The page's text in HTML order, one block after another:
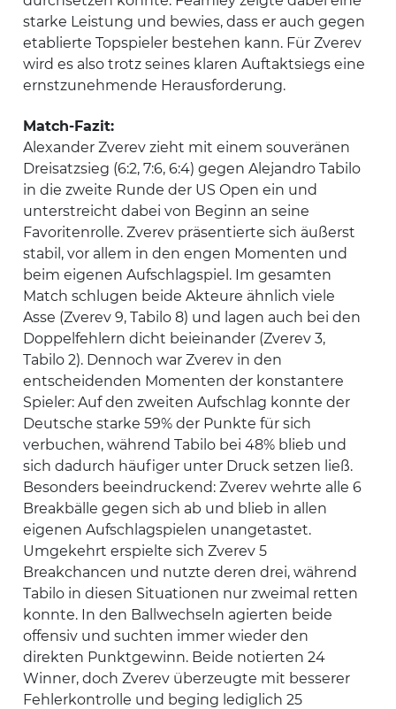
starke Leistung und bewies, dass er auch gegen
etablierte Topspieler bestehen kann. Für Zverev
wird es also trotz seines klaren Auftaktsiegs eine
ernstzunehmende Herausforderung.
Match-Fazit:
Alexander Zverev zieht mit einem souveränen
Dreisatzsieg (6:2, 7:6, 6:4) gegen Alejandro Tabilo
in die zweite Runde der US Open ein und
unterstreicht dabei von Beginn an seine
Favoritenrolle. Zverev präsentierte sich äußerst
stabil, vor allem in den engen Momenten und
beim eigenen Aufschlagspiel. Im gesamten
Match schlugen beide Akteure ähnlich viele
Asse (Zverev 9, Tabilo 8) und lagen auch bei den
Doppelfehlern dicht beieinander (Zverev 3,
Tabilo 2). Dennoch war Zverev in den
entscheidenden Momenten der konstantere
Spieler: Auf den zweiten Aufschlag konnte der
Deutsche starke 59% der Punkte für sich
verbuchen, während Tabilo bei 48% blieb und
sich dadurch häufiger unter Druck setzen ließ.
Besonders beeindruckend: Zverev wehrte alle 6
Breakbälle gegen sich ab und blieb in allen
eigenen Aufschlagspielen unangetastet.
Umgekehrt erspielte sich Zverev 5
Breakchancen und nutzte deren drei, während
Tabilo in diesen Situationen nur zweimal retten
konnte. In den Ballwechseln agierten beide
offensiv und suchten immer wieder den
direkten Punktgewinn. Beide notierten 24
Winner, doch Zverev überzeugte mit besserer
Fehlerkontrolle und beging lediglich 25